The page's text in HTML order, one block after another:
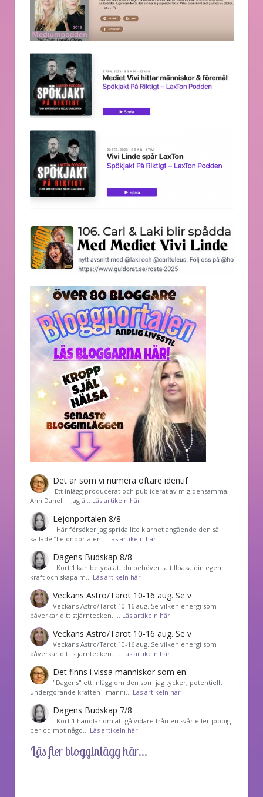
Det är som vi numera oftare identif
͏ Ett inlägg producerat och publicerat av mig densamma,
Ann Danell. Jag ä… Läs artikeln här
Lejonportalen 8/8
Här försöker jag sprida lite klarhet angående den så
kallade ”Lejonportalen… Läs artikeln här
Dagens Budskap 8/8
Kort 1 kan betyda att du behöver ta tillbaka din egen
kraft och skapa m… Läs artikeln här
Veckans Astro/Tarot 10-16 aug. Se v
Veckans Astro/Tarot 10-16 aug. Se vilken energi som
påverkar ditt stjärntecken. … Läs artikeln här
Veckans Astro/Tarot 10-16 aug. Se v
Veckans Astro/Tarot 10-16 aug. Se vilken energi som
påverkar ditt stjärntecken. … Läs artikeln här
Det finns i vissa människor som en
"Dagens" ett inlägg om den som jag tycker, potentiellt
undergörande kraften i männi… Läs artikeln här
Dagens Budskap 7/8
Kort 1 handlar om att gå vidare från en svår eller jobbig
period mot någo… Läs artikeln här
Läs fler blogginlägg här...